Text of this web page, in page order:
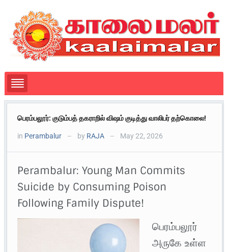
பெரம்பலூர்: குடும்பத் தகராறில் விஷம் குடித்து வாலிபர் தற்கொலை!
in Perambalur — by RAJA — May 22, 2026
Perambalur: Young Man Commits
Suicide by Consuming Poison
Following Family Dispute!
பெரம்பலூர்
அருகே உள்ள